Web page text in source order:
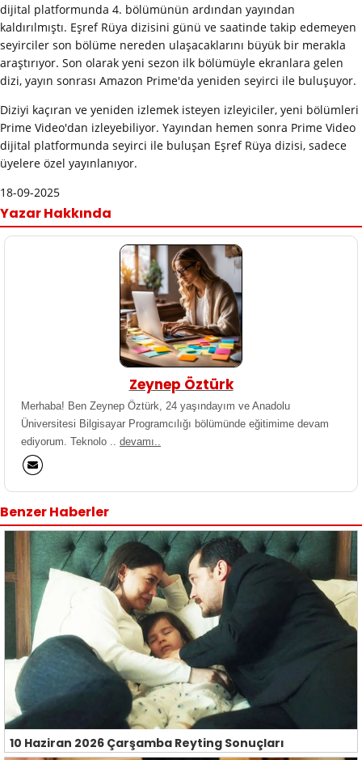
dijital platformunda 4. bölümünün ardından yayından
kaldırılmıştı. Eşref Rüya dizisini günü ve saatinde takip edemeyen
seyirciler son bölüme nereden ulaşacaklarını büyük bir merakla
araştırıyor. Son olarak yeni sezon ilk bölümüyle ekranlara gelen
dizi, yayın sonrası Amazon Prime'da yeniden seyirci ile buluşuyor.
Diziyi kaçıran ve yeniden izlemek isteyen izleyiciler, yeni bölümleri
Prime Video'dan izleyebiliyor. Yayından hemen sonra Prime Video
dijital platformunda seyirci ile buluşan Eşref Rüya dizisi, sadece
üyelere özel yayınlanıyor.
18-09-2025
Yazar Hakkında
Zeynep Öztürk
Merhaba! Ben Zeynep Öztürk, 24 yaşındayım ve Anadolu
Üniversitesi Bilgisayar Programcılığı bölümünde eğitimime devam
ediyorum. Teknolo .. devamı..
Benzer Haberler
10 Haziran 2026 Çarşamba Reyting Sonuçları